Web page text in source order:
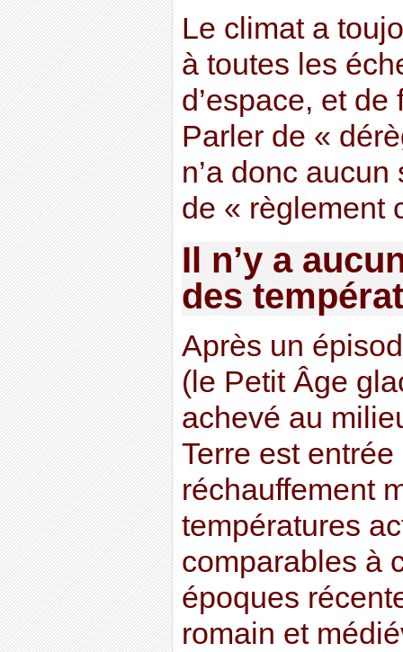
Le climat a
à toutes les
d’espace, et
Parler de «
n’a donc aucun
de « règlement
Il n’y a
des
Après un
(le Petit Âge
achevé au
Terre est
réchauffement
températures
comparables à
époques
romain et